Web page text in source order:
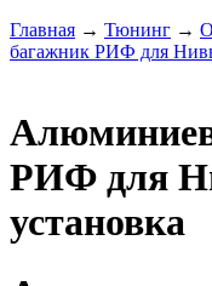
Главная → Тюнинг →
багажник РИФ для
РИФ для
установка